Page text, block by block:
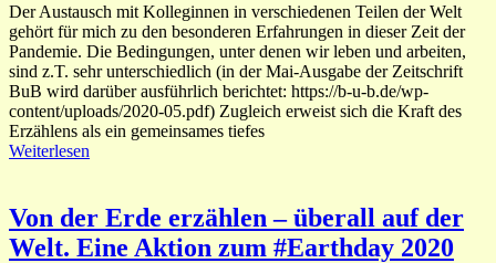
Der Austausch mit Kolleginnen in verschiedenen Teilen der Welt
gehört für mich zu den besonderen Erfahrungen in dieser Zeit der
Pandemie. Die Bedingungen, unter denen wir leben und arbeiten,
sind z.T. sehr unterschiedlich (in der Mai-Ausgabe der Zeitschrift
BuB wird darüber ausführlich berichtet: https://b-u-b.de/wp-
content/uploads/2020-05.pdf) Zugleich erweist sich die Kraft des
Erzählens als ein gemeinsames tiefes
Weiterlesen
Von der Erde erzählen – überall auf der
Welt. Eine Aktion zum #Earthday 2020